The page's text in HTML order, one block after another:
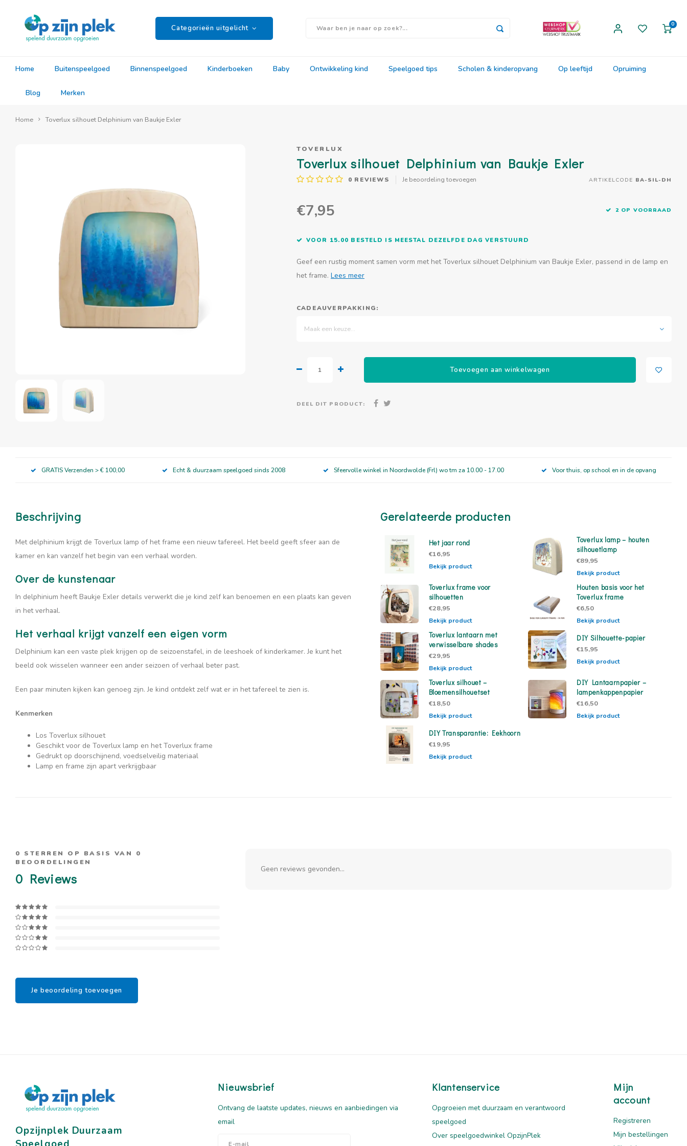
Categorieën uitgelicht 0
Home Buitenspeelgoed Binnenspeelgoed Kinderboeken Baby Ontwikkeling kind Speelgoed tips Scholen & kinderopvang Op leeftijd Opruiming
Blog Merken
Home Toverlux silhouet Delphinium van Baukje Exler
TOVERLUX
Toverlux silhouet Delphinium van Baukje Exler
0 REVIEWS Je beoordeling toevoegen ARTIKELCODE BA-SIL-DH
€7,95 2 OP VOORRAAD
VOOR 15.00 BESTELD IS MEESTAL DEZELFDE DAG VERSTUURD
Geef een rustig moment samen vorm met het Toverlux silhouet Delphinium van Baukje Exler, passend in de lamp en
het frame. Lees meer
CADEAUVERPAKKING:
Maak een keuze...
Toevoegen aan winkelwagen
DEEL DIT PRODUCT:
GRATIS Verzenden > € 100,00 Echt & duurzaam speelgoed sinds 2008 Sfeervolle winkel in Noordwolde (Frl) wo tm za 10.00 - 17.00 Voor thuis, op school en in de opvang
Beschrijving
Met delphinium krijgt de Toverlux lamp of het frame een nieuw tafereel. Het beeld geeft sfeer aan de
kamer en kan vanzelf het begin van een verhaal worden.
Over de kunstenaar
In delphinium heeft Baukje Exler details verwerkt die je kind zelf kan benoemen en een plaats kan geven
in het verhaal.
Het verhaal krijgt vanzelf een eigen vorm
Delphinium kan een vaste plek krijgen op de seizoenstafel, in de leeshoek of kinderkamer. Je kunt het
beeld ook wisselen wanneer een ander seizoen of verhaal beter past.
Een paar minuten kijken kan genoeg zijn. Je kind ontdekt zelf wat er in het tafereel te zien is.
Kenmerken
Los Toverlux silhouet
Geschikt voor de Toverlux lamp en het Toverlux frame
Gedrukt op doorschijnend, voedselveilig materiaal
Lamp en frame zijn apart verkrijgbaar
Gerelateerde producten
Het jaar rond
€16,95
Bekijk product
Toverlux lamp – houten
silhouetlamp
€89,95
Bekijk product
Toverlux frame voor
silhouetten
€28,95
Bekijk product
Houten basis voor het
Toverlux frame
€6,50
Bekijk product
Toverlux lantaarn met
verwisselbare shades
€29,95
Bekijk product
DIY Silhouette-papier
€15,95
Bekijk product
Toverlux silhouet –
Bloemensilhouetset
€18,50
Bekijk product
DIY Lantaarnpapier –
lampenkappenpapier
€16,50
Bekijk product
DIY Transparantie: Eekhoorn
€19,95
Bekijk product
0 STERREN OP BASIS VAN 0
BEOORDELINGEN
0 Reviews
Je beoordeling toevoegen
Geen reviews gevonden...
Opzijnplek Duurzaam
Nieuwsbrief
Ontvang de laatste updates, nieuws en aanbiedingen via
email
Klantenservice
Opgroeien met duurzaam en verantwoord
speelgoed
Over speelgoedwinkel OpzijnPlek
Mijn
account
Registreren
Mijn bestellingen